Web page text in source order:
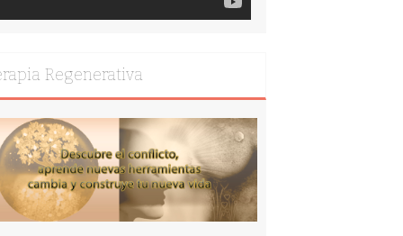
Regenerativa